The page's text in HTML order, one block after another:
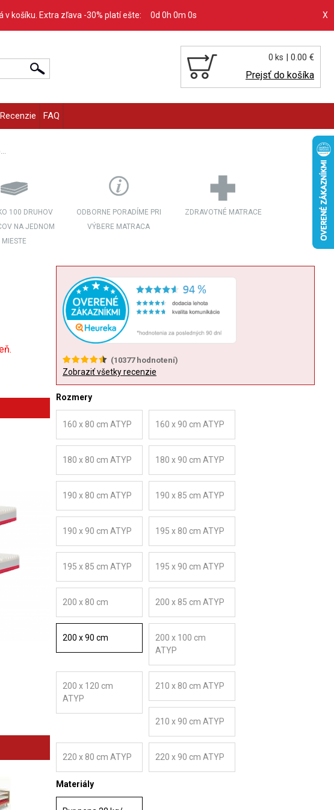
v košíku. Extra zľava -30% platí ešte: 0d 0h 0m 0s X
0 ks | 0.00 €
Prejsť do košíka
Recenzie FAQ
100 DRUHOV
NA JEDNOM
MIESTE
ODBORNE PORADÍME PRI
VÝBERE MATRACA
ZDRAVOTNÉ MATRACE
(10377hodnotení)
Zobraziť všetky recenzie
Rozmery
160 x 80 cm ATYP 160 x 90 cm ATYP
180 x 80 cm ATYP 180 x 90 cm ATYP
190 x 80 cm ATYP 190 x 85 cm ATYP
190 x 90 cm ATYP 195 x 80 cm ATYP
195 x 85 cm ATYP 195 x 90 cm ATYP
200 x 80 cm 200 x 85 cm ATYP
200 x 90 cm
200 x 100 cm
ATYP
200 x 120 cm
ATYP
210 x 80 cm ATYP
210 x 90 cm ATYP
220 x 80 cm ATYP 220 x 90 cm ATYP
Materiály